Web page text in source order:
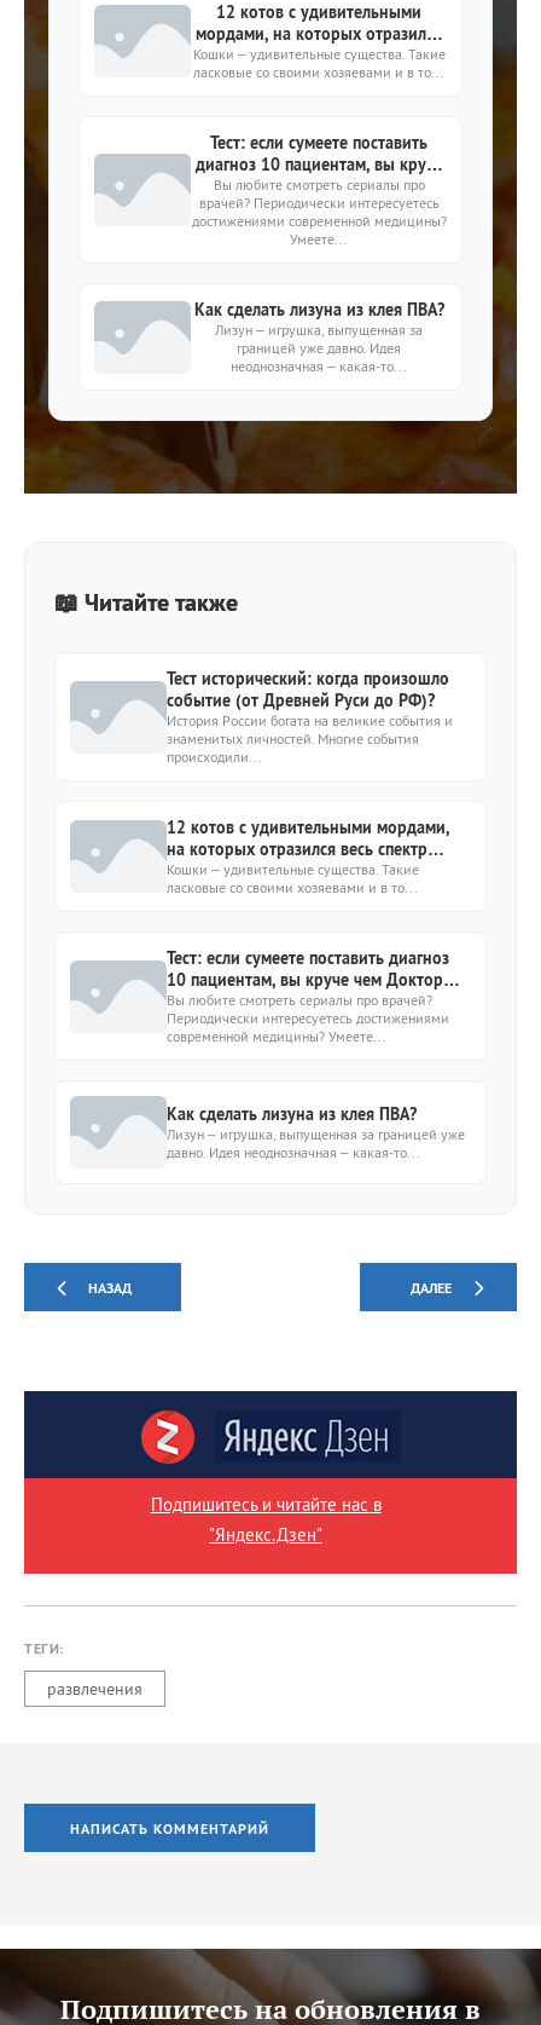
12 котов с удивительными
мордами, на которых отразился
весь спектр эмоций
Кошки – удивительные существа. Такие
ласковые со своими хозяевами и в то...
Тест: если сумеете поставить
диагноз 10 пациентам, вы круче
чем Доктор Хаус
Вы любите смотреть сериалы про
врачей? Периодически интересуетесь
достижениями современной медицины?
Умеете...
Как сделать лизуна из клея ПВА?
Лизун – игрушка, выпущенная за
границей уже давно. Идея
неоднозначная – какая-то...
📖 Читайте также
Тест исторический: когда произошло
событие (от Древней Руси до РФ)?
История России богата на великие события и
знаменитых личностей. Многие события
происходили...
12 котов с удивительными мордами,
на которых отразился весь спектр
эмоций
Кошки – удивительные существа. Такие
ласковые со своими хозяевами и в то...
Тест: если сумеете поставить диагноз
10 пациентам, вы круче чем Доктор
Хаус
Вы любите смотреть сериалы про врачей?
Периодически интересуетесь достижениями
современной медицины? Умеете...
Как сделать лизуна из клея ПВА?
Лизун – игрушка, выпущенная за границей уже
давно. Идея неоднозначная – какая-то...
НАЗАД ДАЛЕЕ
Подпишитесь и читайте нас в
"Яндекс.Дзен"
ТЕГИ:
развлечения
НАПИСАТЬ КОММЕНТАРИЙ
Подпишитесь на обновления в